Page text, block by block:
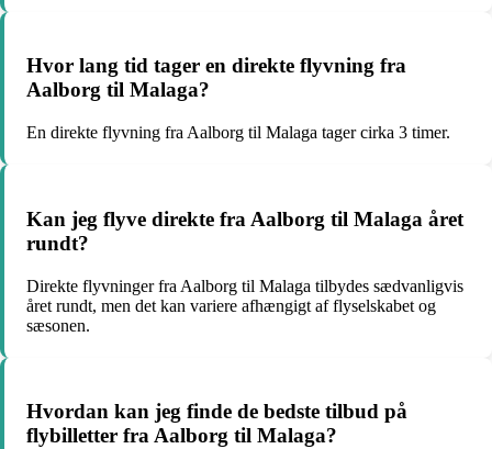
Hvor lang tid tager en direkte flyvning fra
Aalborg til Malaga?
En direkte flyvning fra Aalborg til Malaga tager cirka 3 timer.
Kan jeg flyve direkte fra Aalborg til Malaga året
rundt?
Direkte flyvninger fra Aalborg til Malaga tilbydes sædvanligvis
året rundt, men det kan variere afhængigt af flyselskabet og
sæsonen.
Hvordan kan jeg finde de bedste tilbud på
flybilletter fra Aalborg til Malaga?